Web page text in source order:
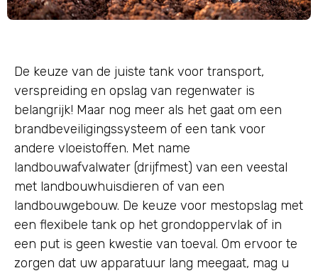
De keuze van de juiste tank voor transport,
verspreiding en opslag van regenwater is
belangrijk! Maar nog meer als het gaat om een
brandbeveiligingssysteem of een tank voor
andere vloeistoffen. Met name
landbouwafvalwater (drijfmest) van een veestal
met landbouwhuisdieren of van een
landbouwgebouw. De keuze voor mestopslag met
een flexibele tank op het grondoppervlak of in
een put is geen kwestie van toeval. Om ervoor te
zorgen dat uw apparatuur lang meegaat, mag u